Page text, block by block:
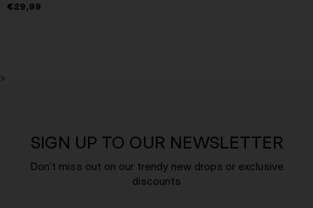
€29,99
>
SIGN UP TO OUR NEWSLETTER
Don't miss out on our trendy new drops or exclusive
discounts